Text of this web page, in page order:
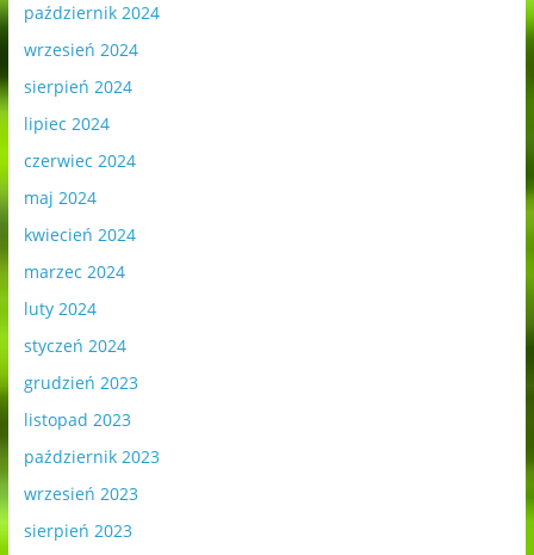
październik 2024
wrzesień 2024
sierpień 2024
lipiec 2024
czerwiec 2024
maj 2024
kwiecień 2024
marzec 2024
luty 2024
styczeń 2024
grudzień 2023
listopad 2023
październik 2023
wrzesień 2023
sierpień 2023